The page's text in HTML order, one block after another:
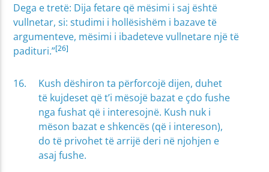
Dega e tretë: Dija fetare që mësimi i saj është
vullnetar, si: studimi i hollësishëm i bazave të
argumenteve, mësimi i ibadeteve vullnetare një të
padituri.”[26]
Kush dëshiron ta përforcojë dijen, duhet
të kujdeset që t’i mësojë bazat e çdo fushe
nga fushat që i interesojnë. Kush nuk i
mëson bazat e shkencës (që i intereson),
do të privohet të arrijë deri në njohjen e
asaj fushe.